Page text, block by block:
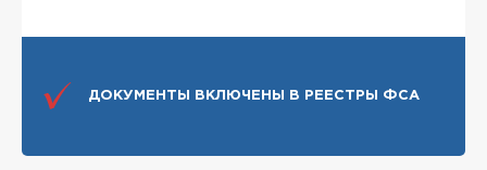
ДОКУМЕНТЫ ВКЛЮЧЕНЫ В РЕЕСТРЫ ФСА